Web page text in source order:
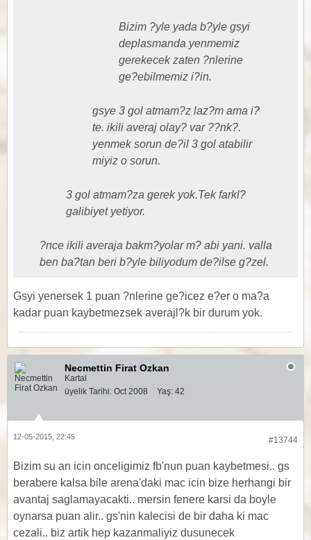
Bizim ?yle yada b?yle gsyi
deplasmanda yenmemiz
gerekecek zaten ?nlerine
ge?ebilmemiz i?in.
gsye 3 gol atmam?z laz?m ama i?
te. ikili averaj olay? var ??nk?.
yenmek sorun de?il 3 gol atabilir
miyiz o sorun.
3 gol atmam?za gerek yok.Tek farkl?
galibiyet yetiyor.
?nce ikili averaja bakm?yolar m? abi yani. valla
ben ba?tan beri b?yle biliyodum de?ilse g?zel.
Gsyi yenersek 1 puan ?nlerine ge?icez e?er o ma?a
kadar puan kaybetmezsek averajl?k bir durum yok.
Necmettin Firat Ozkan
Kartal
üyelik Tarihi: Oct 2008 Yaş: 42
#13744
12-05-2015, 22:45
Bizim su an icin onceligimiz fb'nun puan kaybetmesi.. gs
berabere kalsa bile arena'daki mac icin bize herhangi bir
avantaj saglamayacakti.. mersin fenere karsi da boyle
oynarsa puan alir.. gs'nin kalecisi de bir daha ki mac
cezali.. biz artik hep kazanmaliyiz dusunecek